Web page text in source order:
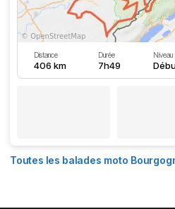
Distance
406 km
Durée
7h49
Niveau
Toutes les balades moto